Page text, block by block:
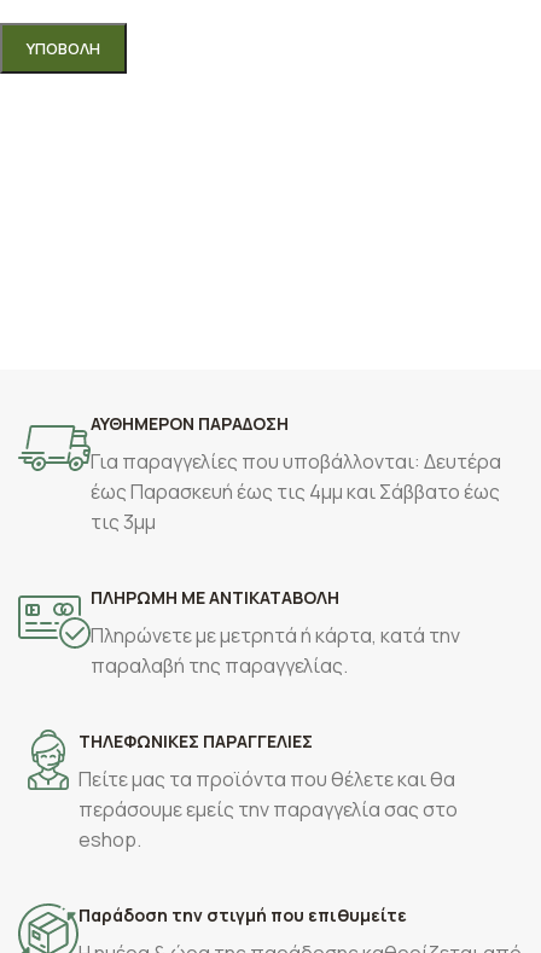
ΑΥΘΗΜΕΡΟΝ ΠΑΡΑΔΟΣΗ
Για παραγγελίες που υποβάλλονται: Δευτέρα
έως Παρασκευή έως τις 4μμ και Σάββατο έως
τις 3μμ
ΠΛΗΡΩΜΗ ΜΕ ΑΝΤΙΚΑΤΑΒΟΛΗ
Πληρώνετε με μετρητά ή κάρτα, κατά την
παραλαβή της παραγγελίας.
ΤΗΛΕΦΩΝΙΚΕΣ ΠΑΡΑΓΓΕΛΙΕΣ
Πείτε μας τα προϊόντα που θέλετε και θα
περάσουμε εμείς την παραγγελία σας στο
eshop.
Παράδοση την στιγμή που επιθυμείτε